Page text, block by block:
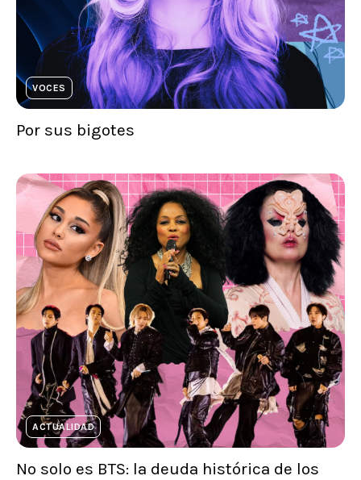
VOCES
Por sus bigotes
ACTUALIDAD
No solo es BTS: la deuda histórica de los